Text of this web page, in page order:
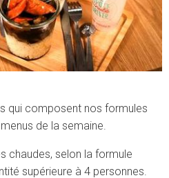
qui composent nos formules
de la semaine.
chaudes, selon la formule
supérieure à 4 personnes.